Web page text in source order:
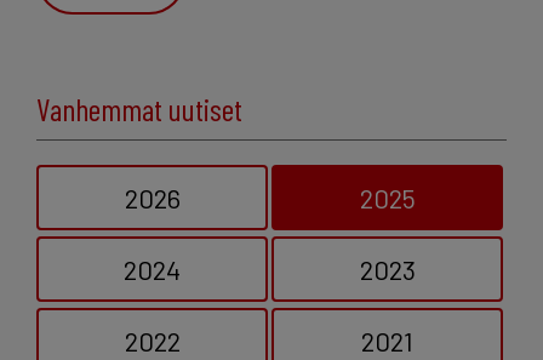
Vanhemmat uutiset
2026 2025
2024 2023
2022 2021